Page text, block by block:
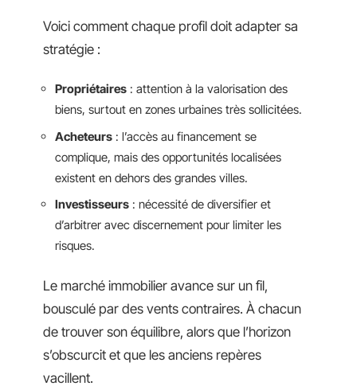
Voici comment chaque profil doit adapter sa
stratégie :
Propriétaires : attention à la valorisation des
biens, surtout en zones urbaines très sollicitées.
Acheteurs : l’accès au financement se
complique, mais des opportunités localisées
existent en dehors des grandes villes.
Investisseurs : nécessité de diversifier et
d’arbitrer avec discernement pour limiter les
risques.
Le marché immobilier avance sur un fil,
bousculé par des vents contraires. À chacun
de trouver son équilibre, alors que l’horizon
s’obscurcit et que les anciens repères
vacillent.